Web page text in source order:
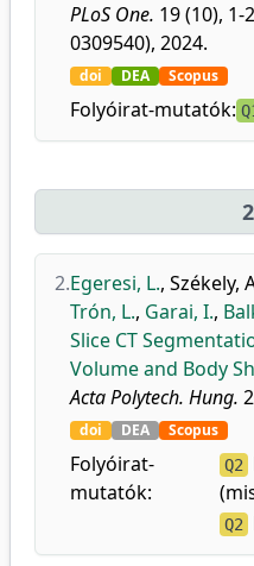
PLoS One. 19 (10),
0309540), 2024.
doi DEA Scopus
Folyóirat-mutatók:
2.Egeresi, L., Székely,
Trón, L., Garai, I.,
Slice CT
Volume and Body
Acta Polytech. Hung.
doi DEA Scopus
Folyóirat-
mutatók:
Q2
Q2